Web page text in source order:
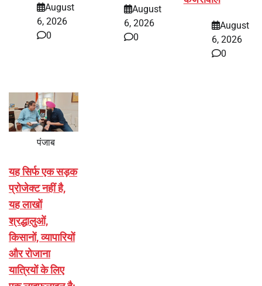
August
6, 2026
0
August
6, 2026
0
August
6, 2026
0
पंजाब
यह सिर्फ एक सड़क
प्रोजेक्ट नहीं है,
यह लाखों
श्रद्धालुओं,
किसानों, व्यापारियों
और रोजाना
यात्रियों के लिए